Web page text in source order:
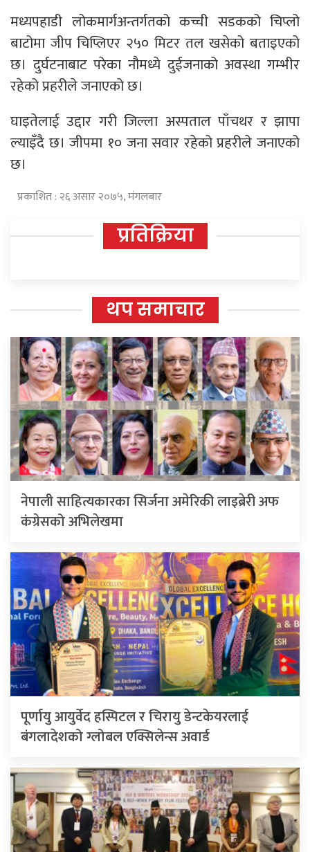
मध्यपहाडी लोकमार्गअन्तर्गतको कच्ची सडकको चिप्लो
बाटोमा जीप चिप्लिएर २५० मिटर तल खसेको बताइएको
छ। दुर्घटनाबाट परेका नौमध्ये दुईजनाको अवस्था गम्भीर
रहेको प्रहरीले जनाएको छ।
घाइतेलाई उद्दार गरी जिल्ला अस्पताल पाँचथर र झापा
ल्याइँदै छ। जीपमा १० जना सवार रहेको प्रहरीले जनाएको
छ।
प्रकाशित : २६ असार २०७५, मंगलबार
प्रतिक्रिया
थप समाचार
नेपाली साहित्यकारका सिर्जना अमेरिकी लाइब्रेरी अफ
कंग्रेसको अभिलेखमा
पूर्णायु आयुर्वेद हस्पिटल र चिरायु डेन्टकेयरलाई
बंगलादेशको ग्लोबल एक्सिलेन्स अवार्ड